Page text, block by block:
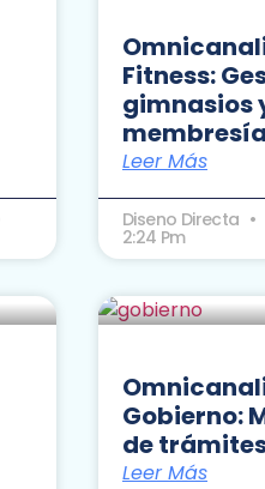
Fitness:
gimnasios
Leer Más
Diseno Directa
2:24 Pm
Gobierno:
de
Leer Más